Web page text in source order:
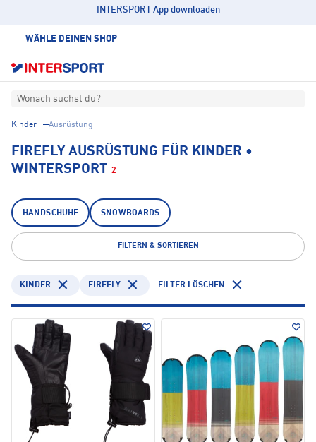
INTERSPORT App downloaden
WÄHLE DEINEN SHOP
Wonach suchst du?
Kinder Ausrüstung
FIREFLY AUSRÜSTUNG FÜR KINDER •
WINTERSPORT
2
HANDSCHUHE SNOWBOARDS
FILTERN & SORTIEREN
KINDER FIREFLY FILTER LÖSCHEN